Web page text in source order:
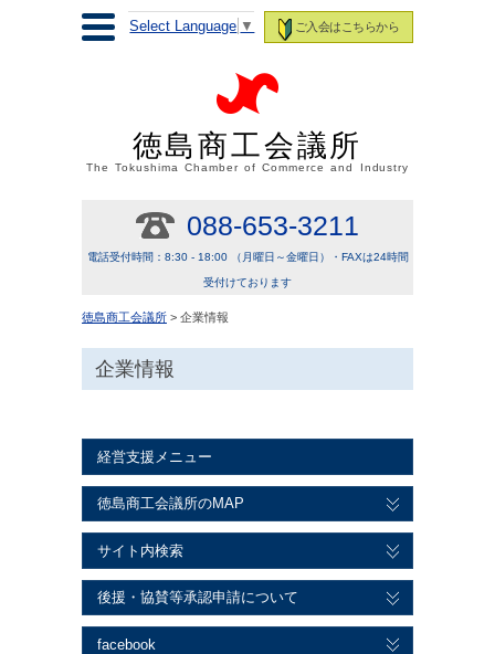
ご入会はこちらから
Select Language ▼
徳島商工会議所
The Tokushima Chamber of Commerce and Industry
088-653-3211
電話受付時間：8:30 - 18:00 （月曜日～金曜日）・FAXは24時間
受付けております
徳島商工会議所 > 企業情報
企業情報
経営支援メニュー
徳島商工会議所のMAP
サイト内検索
後援・協賛等承認申請について
facebook